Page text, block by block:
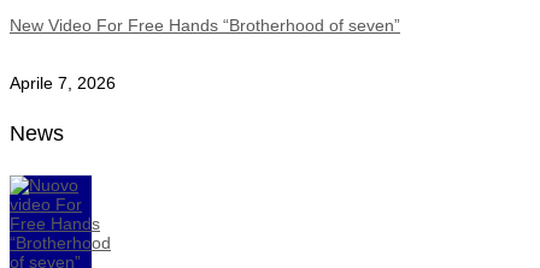
New Video For Free Hands “Brotherhood of seven”
Aprile 7, 2026
News